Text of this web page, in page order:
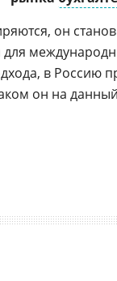
он
для
в Россию
он на